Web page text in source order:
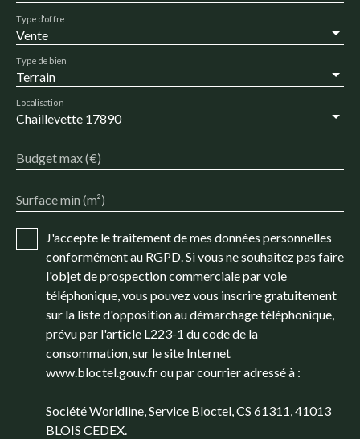
Vente
Type d'offre
Terrain
Type de bien
Chaillevette 17890
Localisation
Budget max (€)
Surface min (m²)
J'accepte le traitement de mes données personnelles
conformément au RGPD. Si vous ne souhaitez pas faire
l'objet de prospection commerciale par voie
téléphonique, vous pouvez vous inscrire gratuitement
sur la liste d'opposition au démarchage téléphonique,
prévu par l'article L223-1 du code de la
consommation, sur le site Internet
www.bloctel.gouv.fr ou par courrier adressé à :
Société Worldline, Service Bloctel, CS 61311, 41013
BLOIS CEDEX.